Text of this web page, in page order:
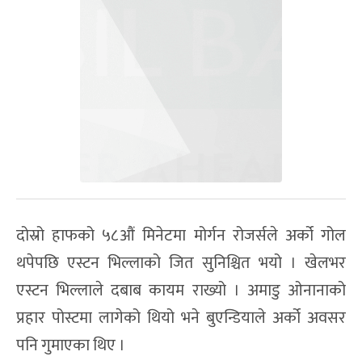
दोस्रो हाफको ५८औं मिनेटमा मोर्गन रोजर्सले अर्को गोल
थपेपछि एस्टन भिल्लाको जित सुनिश्चित भयो । खेलभर
एस्टन भिल्लाले दबाब कायम राख्यो । अमाडु ओनानाको
प्रहार पोस्टमा लागेको थियो भने बुएन्डियाले अर्को अवसर
पनि गुमाएका थिए ।